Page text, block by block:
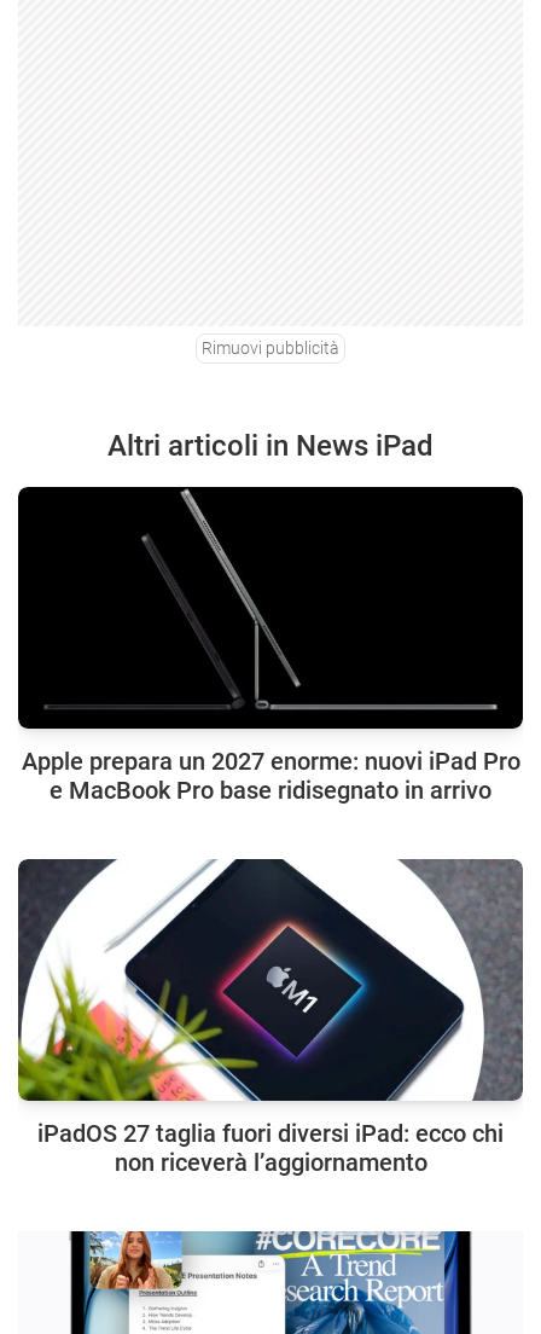
Rimuovi pubblicità
Altri articoli in News iPad
Apple prepara un 2027 enorme: nuovi iPad Pro
e MacBook Pro base ridisegnato in arrivo
iPadOS 27 taglia fuori diversi iPad: ecco chi
non riceverà l’aggiornamento